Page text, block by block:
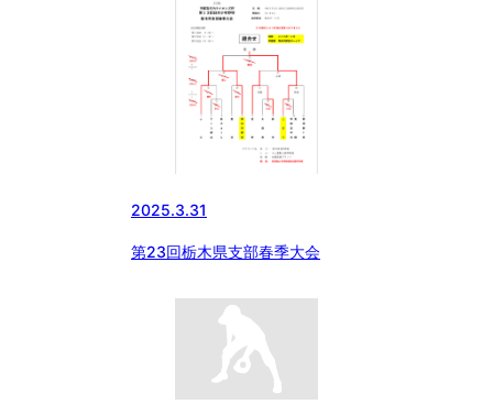
2025.3.31
第23回栃木県支部春季大会